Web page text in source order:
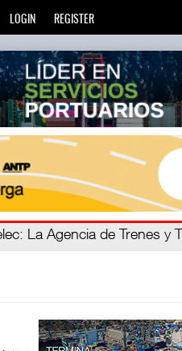
LOGIN REGISTER
: La Agencia de Trenes y